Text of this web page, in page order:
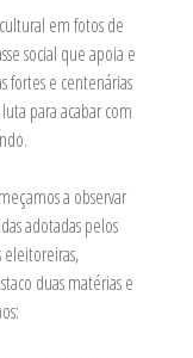
em fotos de
social que apoia e
fortes e centenárias
para acabar com
a observar
adotadas pelos
eleitoreiras,
duas matérias e